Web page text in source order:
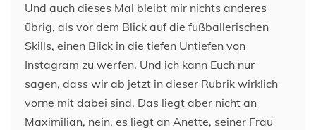
Und auch dieses Mal bleibt mir nichts anderes
übrig, als vor dem Blick auf die fußballerischen
Skills, einen Blick in die tiefen Untiefen von
Instagram zu werfen. Und ich kann Euch nur
sagen, dass wir ab jetzt in dieser Rubrik wirklich
vorne mit dabei sind. Das liegt aber nicht an
Maximilian, nein, es liegt an Anette, seiner Frau